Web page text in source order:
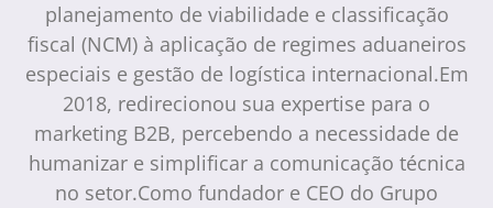
planejamento de viabilidade e classificação
fiscal (NCM) à aplicação de regimes aduaneiros
especiais e gestão de logística internacional.Em
2018, redirecionou sua expertise para o
marketing B2B, percebendo a necessidade de
humanizar e simplificar a comunicação técnica
no setor.Como fundador e CEO do Grupo